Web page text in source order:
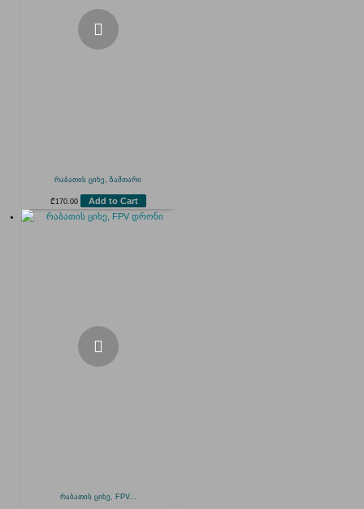
რაბათის ციხე, ზამთარი
₾ 170.00 Add to Cart
რაბათის ციხე, FPV...